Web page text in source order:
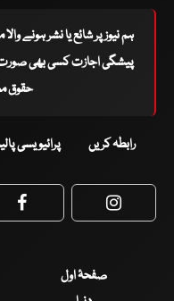
ہم نیوز پر شائع یا نشر ہونے
پیشگی اجازت کسی بھی صورت
حقوق
رابطہ کریں پرائیویسی
Facebook
صفحۂ اول